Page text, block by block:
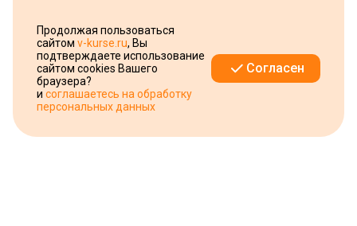
Продолжая пользоваться
сайтом v-kurse.ru, Вы
подтверждаете использование
сайтом cookies Вашего
браузера?
и соглашаетесь на обработку
персональных данных
Согласен